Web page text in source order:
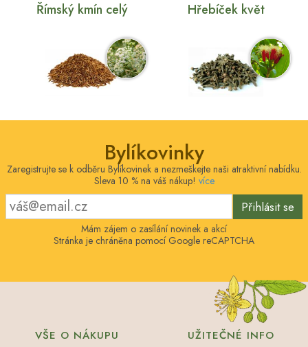
Římský kmín celý Hřebíček květ
Bylíkovinky
Zaregistrujte se k odběru Bylíkovinek a nezmeškejte naši atraktivní nabídku.
Sleva 10 % na váš nákup! více
Přihlásit se
Mám zájem o zasílání novinek a akcí
Stránka je chráněna pomocí Google reCAPTCHA
VŠE O NÁKUPU UŽITEČNÉ INFO